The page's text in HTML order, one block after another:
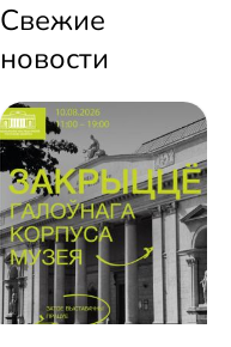
Свежие
новости